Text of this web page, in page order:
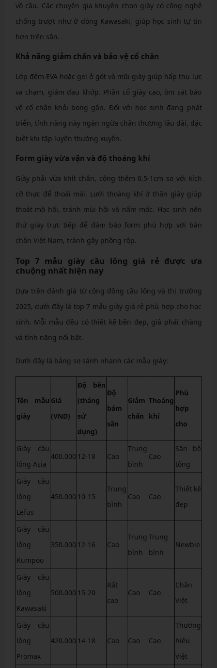
vồ cầu. Các chuyên gia khuyên chọn giày có công nghệ
chống trượt như ở dòng Kawasaki, giúp học sinh tự tin
hơn trên sân.
Khả năng giảm chấn và bảo vệ cổ chân
Lớp đệm EVA hoặc gel ở gót và mũi giày giúp hấp thụ lực
va chạm, giảm đau khớp. Phần cổ giày cao, ôm sát bảo
vệ cổ chân khỏi bong gân. Đối với học sinh đang phát
triển, tính năng này ngăn ngừa chấn thương lâu dài, đặc
biệt khi tập luyện thường xuyên.
Form giày vừa vặn và độ thoáng khí
Giày phải vừa khít chân, cộng thêm 0.5-1cm so với kích
cỡ thực để thoải mái. Lưới thoáng khí ở thân giày giúp
thoát mồ hôi, tránh mùi hôi và nấm mốc. Học sinh nên
thử giày trực tiếp để đảm bảo form phù hợp với bàn
chân Việt Nam, tránh gây phồng rộp.
Top 7 mẫu giày cầu lông giá rẻ được ưa
chuộng nhất hiện nay
Dựa trên đánh giá từ cộng đồng cầu lông và thị trường
2025, dưới đây là top 7 mẫu giày giá rẻ phù hợp cho học
sinh. Mỗi mẫu đều có thiết kế bền đẹp, giá phải chăng
và tính năng nổi bật.
Dưới đây là bảng so sánh nhanh các mẫu giày:
Tên mẫu
giày
Giá
(VND)
Độ bền
(tháng
sử
dụng)
Độ
bám
sân
Giảm
chấn
Thoáng
khí
Phù
hợp
cho
Giày cầu
lông Asia
400.000 12-18 Cao
Trung
bình
Cao
Sân bê
tông
Giày cầu
lông
Lefus
450.000 10-15
Trung
bình
Cao Cao
Thiết kế
đẹp
Giày cầu
lông
Kumpoo
350.000 12-16 Cao
Trung
bình
Trung
bình
Newbie
Giày cầu
lông
Kawasaki
500.000 15-20
Rất
cao
Cao Cao
Chân
Việt
Giày cầu
lông
Promax
420.000 14-18 Cao Cao Cao
Thương
hiệu
Việt